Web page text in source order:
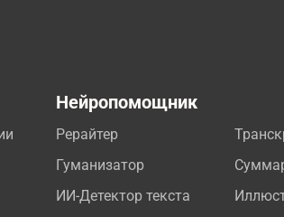
Нейропомощник
Рерайтер
Гуманизатор
ИИ-Детектор текста